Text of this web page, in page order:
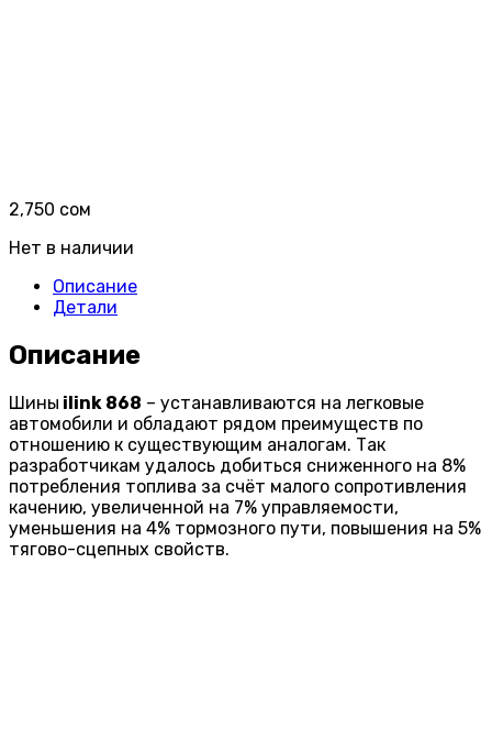
2,750 сом
Нет в наличии
Описание
Детали
Описание
Шины ilink 868 – устанавливаются на легковые
автомобили и обладают рядом преимуществ по
отношению к существующим аналогам. Так
разработчикам удалось добиться сниженного на 8%
потребления топлива за счёт малого сопротивления
качению, увеличенной на 7% управляемости,
уменьшения на 4% тормозного пути, повышения на 5%
тягово-сцепных свойств.